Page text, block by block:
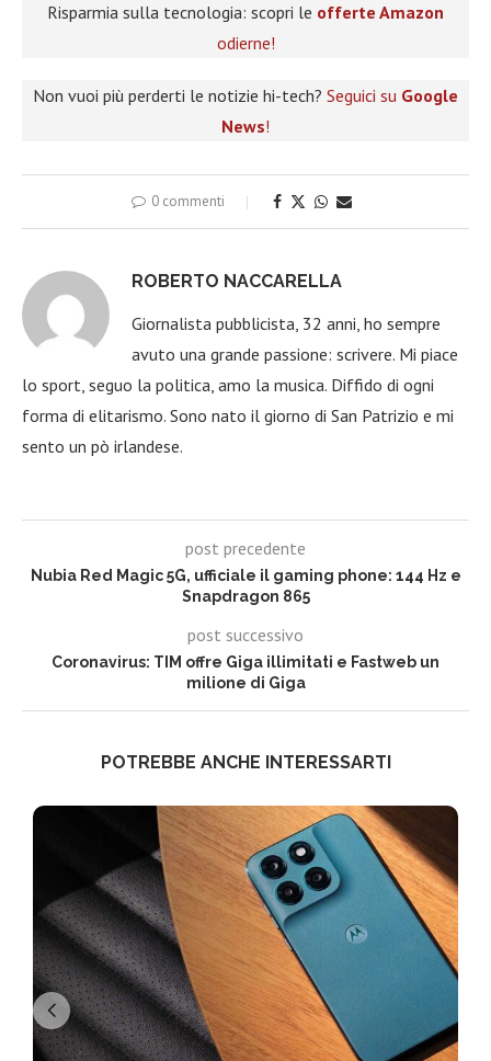
Risparmia sulla tecnologia: scopri le offerte Amazon
odierne!
Non vuoi più perderti le notizie hi-tech? Seguici su Google
News!
0 commenti
ROBERTO NACCARELLA
Giornalista pubblicista, 32 anni, ho sempre
avuto una grande passione: scrivere. Mi piace
lo sport, seguo la politica, amo la musica. Diffido di ogni
forma di elitarismo. Sono nato il giorno di San Patrizio e mi
sento un pò irlandese.
post precedente
Nubia Red Magic 5G, ufficiale il gaming phone: 144 Hz e
Snapdragon 865
post successivo
Coronavirus: TIM offre Giga illimitati e Fastweb un
milione di Giga
POTREBBE ANCHE INTERESSARTI